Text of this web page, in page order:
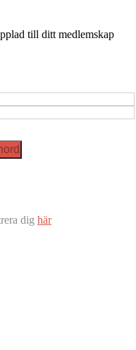
till ditt medlemskap
dig här